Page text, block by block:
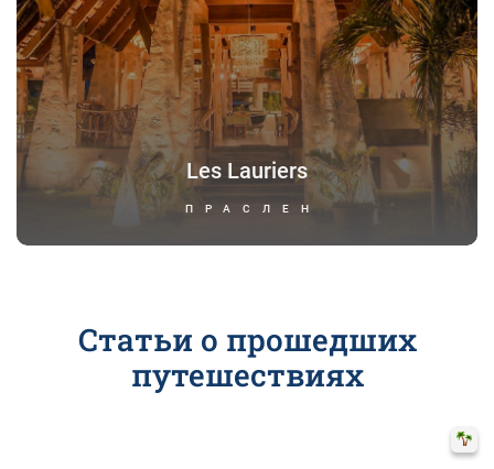
Les Lauriers
ПРАСЛЕН
Статьи о прошедших
путешествиях